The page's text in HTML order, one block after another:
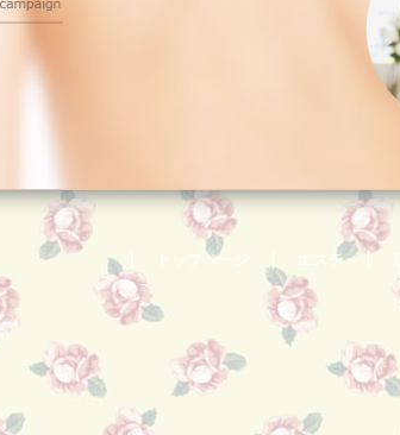
トップページ エステ